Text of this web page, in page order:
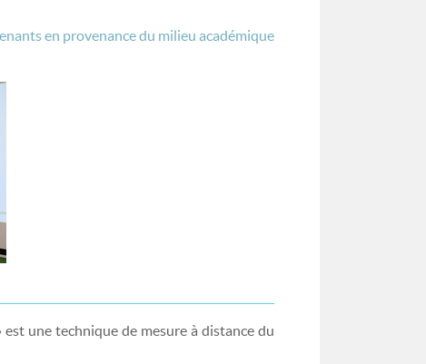
en provenance du milieu académique
est une technique de mesure à distance du